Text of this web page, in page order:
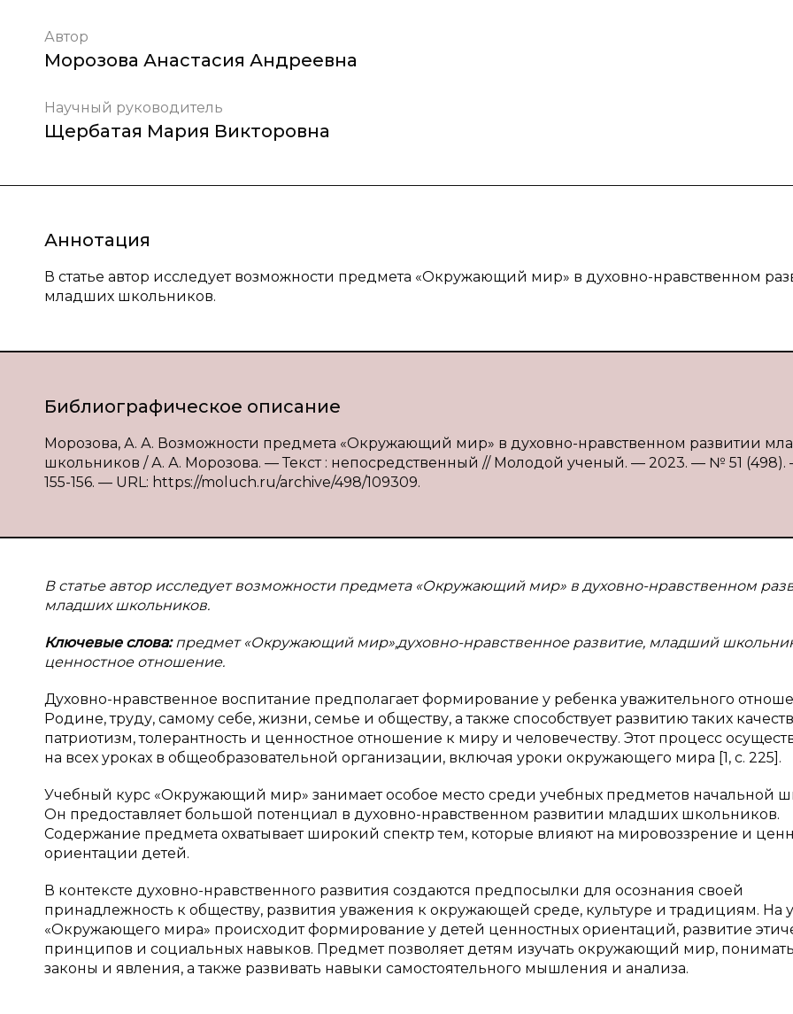
Автор
Морозова Анастасия Андреевна
Научный руководитель
Щербатая Мария Викторовна
Аннотация
В статье автор исследует возможности предмета «Окружающий мир» в духовно-нравственном
младших школьников.
Библиографическое описание
Морозова, А. А. Возможности предмета «Окружающий мир» в духовно-нравственном развитии
школьников / А. А. Морозова. — Текст : непосредственный // Молодой ученый. — 2023. — № 51 (498).
155-156. — URL: https://moluch.ru/archive/498/109309.
В статье автор исследует возможности предмета «Окружающий мир» в духовно-нравственном
младших школьников.
Ключевые слова:предмет «Окружающий мир»,духовно-нравственное развитие, младший
ценностное отношение.
Духовно-нравственное воспитание предполагает формирование у ребенка уважительного
Родине, труду, самому себе, жизни, семье и обществу, а также способствует развитию таких
патриотизм, толерантность и ценностное отношение к миру и человечеству. Этот процесс
на всех уроках в общеобразовательной организации, включая уроки окружающего мира [1, с. 225].
Учебный курс «Окружающий мир» занимает особое место среди учебных предметов начальной
Он предоставляет большой потенциал в духовно-нравственном развитии младших школьников.
Содержание предмета охватывает широкий спектр тем, которые влияют на мировоззрение и
ориентации детей.
В контексте духовно-нравственного развития создаются предпосылки для осознания своей
принадлежность к обществу, развития уважения к окружающей среде, культуре и традициям. На
«Окружающего мира» происходит формирование у детей ценностных ориентаций, развитие
принципов и социальных навыков. Предмет позволяет детям изучать окружающий мир,
законы и явления, а также развивать навыки самостоятельного мышления и анализа.